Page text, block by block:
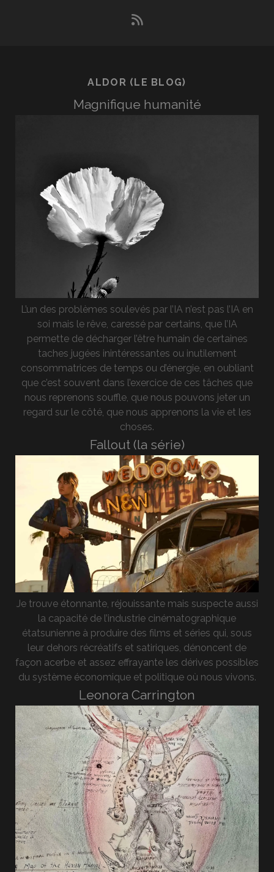
rss
ALDOR (LE BLOG)
Magnifique humanité
L’un des problèmes soulevés par l’IA n’est pas l’IA en
soi mais le rêve, caressé par certains, que l’IA
permette de décharger l’être humain de certaines
taches jugées inintéressantes ou inutilement
consommatrices de temps ou d’énergie, en oubliant
que c’est souvent dans l’exercice de ces tâches que
nous reprenons souffle, que nous pouvons jeter un
regard sur le côté, que nous apprenons la vie et les
choses.
Fallout (la série)
Je trouve étonnante, réjouissante mais suspecte aussi
la capacité de l’industrie cinématographique
étatsunienne à produire des films et séries qui, sous
leur dehors récréatifs et satiriques, dénoncent de
façon acerbe et assez effrayante les dérives possibles
du système économique et politique où nous vivons.
Leonora Carrington